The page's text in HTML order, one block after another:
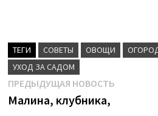
ТЕГИ CОВЕТЫ ОВОЩИ
УХОД ЗА САДОМ
Навигация
по
ПРЕДЫДУЩАЯ НОВОСТЬ
Малина, клубника,